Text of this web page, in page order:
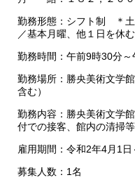
勤務形態：シフト制 ＊土
／基本月曜、他１日を休む
勤務時間：午前9時30分
勤務場所：勝央美術文学
含む）
勤務内容：勝央美術文学
付での接客、館内の清掃等
雇用期間：令和2年4月1
募集人数：1名